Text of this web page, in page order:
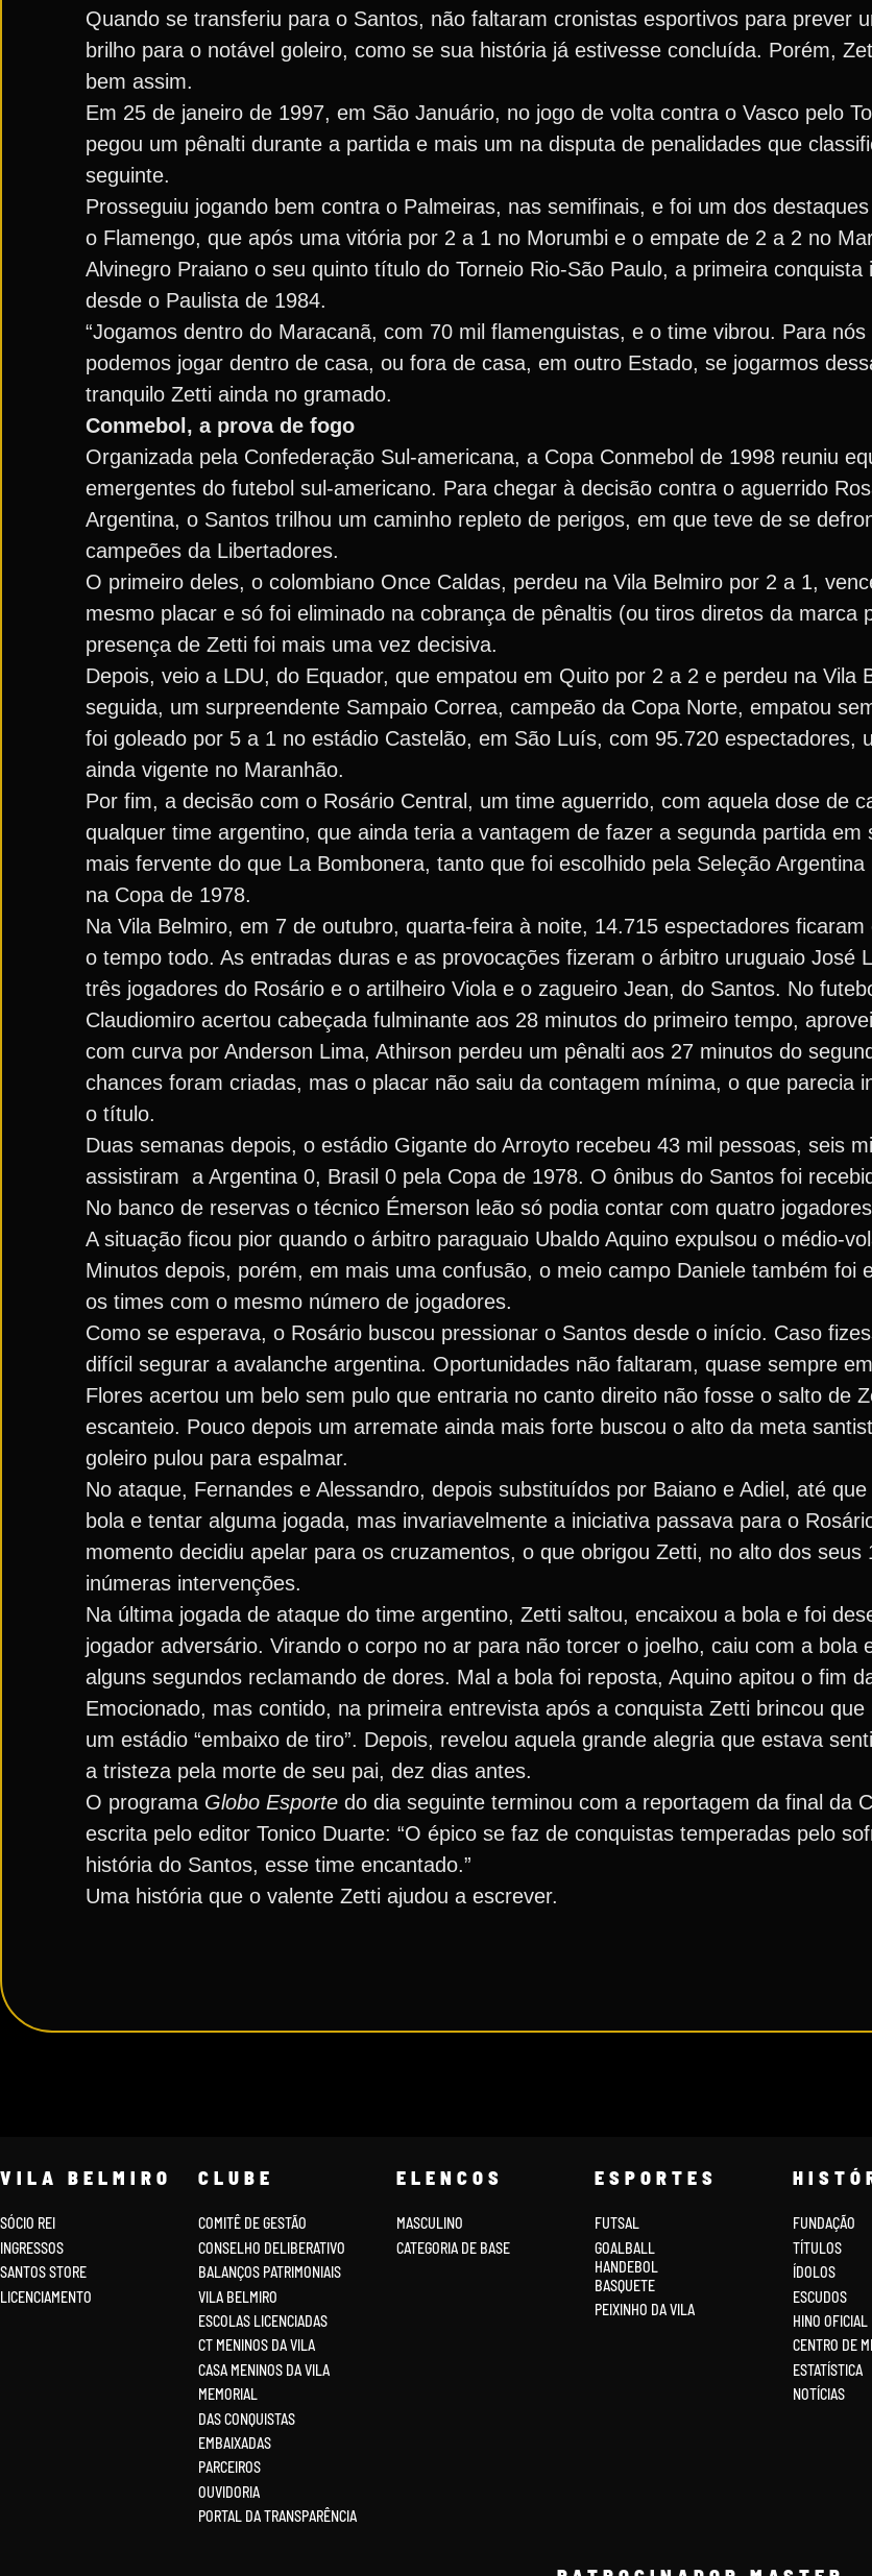
Quando se transferiu para o Santos, não faltaram cronistas esportivos para prever
brilho para o notável goleiro, como se sua história já estivesse concluída. Porém,
bem assim.
Em 25 de janeiro de 1997, em São Januário, no jogo de volta contra o Vasco pelo
pegou um pênalti durante a partida e mais um na disputa de penalidades que
seguinte.
Prosseguiu jogando bem contra o Palmeiras, nas semifinais, e foi um dos
o Flamengo, que após uma vitória por 2 a 1 no Morumbi e o empate de 2 a 2 no
Alvinegro Praiano o seu quinto título do Torneio Rio-São Paulo, a primeira conquista
desde o Paulista de 1984.
“Jogamos dentro do Maracanã, com 70 mil flamenguistas, e o time vibrou. Para
podemos jogar dentro de casa, ou fora de casa, em outro Estado, se jogarmos
tranquilo Zetti ainda no gramado.
Conmebol, a prova de fogo
Organizada pela Confederação Sul-americana, a Copa Conmebol de 1998 reuniu
emergentes do futebol sul-americano. Para chegar à decisão contra o aguerrido
Argentina, o Santos trilhou um caminho repleto de perigos, em que teve de se
campeões da Libertadores.
O primeiro deles, o colombiano Once Caldas, perdeu na Vila Belmiro por 2 a 1,
mesmo placar e só foi eliminado na cobrança de pênaltis (ou tiros diretos da marca
presença de Zetti foi mais uma vez decisiva.
Depois, veio a LDU, do Equador, que empatou em Quito por 2 a 2 e perdeu na Vila
seguida, um surpreendente Sampaio Correa, campeão da Copa Norte, empatou
foi goleado por 5 a 1 no estádio Castelão, em São Luís, com 95.720 espectadores,
ainda vigente no Maranhão.
Por fim, a decisão com o Rosário Central, um time aguerrido, com aquela dose de
qualquer time argentino, que ainda teria a vantagem de fazer a segunda partida em
mais fervente do que La Bombonera, tanto que foi escolhido pela Seleção
na Copa de 1978.
Na Vila Belmiro, em 7 de outubro, quarta-feira à noite, 14.715 espectadores
o tempo todo. As entradas duras e as provocações fizeram o árbitro uruguaio José
três jogadores do Rosário e o artilheiro Viola e o zagueiro Jean, do Santos. No
Claudiomiro acertou cabeçada fulminante aos 28 minutos do primeiro tempo,
com curva por Anderson Lima, Athirson perdeu um pênalti aos 27 minutos do
chances foram criadas, mas o placar não saiu da contagem mínima, o que parecia
o título.
Duas semanas depois, o estádio Gigante do Arroyto recebeu 43 mil pessoas, seis
assistiram a Argentina 0, Brasil 0 pela Copa de 1978. O ônibus do Santos foi
No banco de reservas o técnico Émerson leão só podia contar com quatro
A situação ficou pior quando o árbitro paraguaio Ubaldo Aquino expulsou o médio-
Minutos depois, porém, em mais uma confusão, o meio campo Daniele também foi
os times com o mesmo número de jogadores.
Como se esperava, o Rosário buscou pressionar o Santos desde o início. Caso
difícil segurar a avalanche argentina. Oportunidades não faltaram, quase sempre
Flores acertou um belo sem pulo que entraria no canto direito não fosse o salto de
escanteio. Pouco depois um arremate ainda mais forte buscou o alto da meta
goleiro pulou para espalmar.
No ataque, Fernandes e Alessandro, depois substituídos por Baiano e Adiel, até
bola e tentar alguma jogada, mas invariavelmente a iniciativa passava para o
momento decidiu apelar para os cruzamentos, o que obrigou Zetti, no alto dos seus
inúmeras intervenções.
Na última jogada de ataque do time argentino, Zetti saltou, encaixou a bola e foi
jogador adversário. Virando o corpo no ar para não torcer o joelho, caiu com a bola
alguns segundos reclamando de dores. Mal a bola foi reposta, Aquino apitou o fim
Emocionado, mas contido, na primeira entrevista após a conquista Zetti brincou
um estádio “embaixo de tiro”. Depois, revelou aquela grande alegria que estava
a tristeza pela morte de seu pai, dez dias antes.
O programa Globo Esporte do dia seguinte terminou com a reportagem da final da
escrita pelo editor Tonico Duarte: “O épico se faz de conquistas temperadas pelo
história do Santos, esse time encantado.”
Uma história que o valente Zetti ajudou a escrever.
VILA BELMIRO
SÓCIO REI
INGRESSOS
SANTOS STORE
LICENCIAMENTO
CLUBE
COMITÊ DE GESTÃO
CONSELHO DELIBERATIVO
BALANÇOS PATRIMONIAIS
VILA BELMIRO
ESCOLAS LICENCIADAS
CT MENINOS DA VILA
CASA MENINOS DA VILA
MEMORIAL
DAS CONQUISTAS
EMBAIXADAS
PARCEIROS
OUVIDORIA
PORTAL DA TRANSPARÊNCIA
ELENCOS
MASCULINO
CATEGORIA DE BASE
ESPORTES
FUTSAL
GOALBALL
HANDEBOL
BASQUETE
PEIXINHO DA VILA
FUNDAÇÃO
TÍTULOS
ÍDOLOS
ESCUDOS
HINO OFICIAL
CENTRO DE
ESTATÍSTICA
NOTÍCIAS